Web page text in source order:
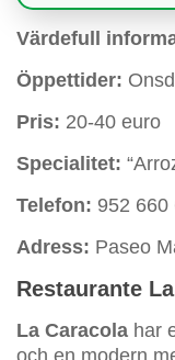
Värdefull
Öppettider:
Pris: 20-40 euro
Specialitet:
Telefon: 952 660
Adress: Paseo
Restaurante
La Caracola har
och en modern